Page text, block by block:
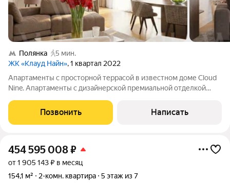
Полянка
5 мин.
ЖК «Клауд Найн», 1 квартал 2022
Апартаменты с просторной террасой в известном доме Cloud
Nine. Апартаменты с дизайнерской премиальной отделкой
кухня-гостиная, две спальни со своими гардеробными и
ванными, гостевой санузел,
Позвонить Написать
454 595 008₽
от 1 905 143 ₽ в месяц
154,1 м²
2-комн. квартира 5 этаж из 7